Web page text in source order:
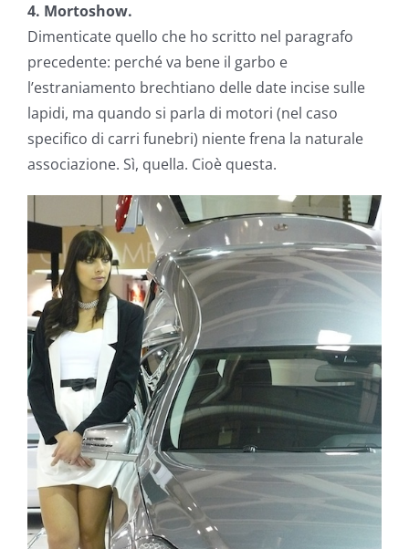
4. Mortoshow.
Dimenticate quello che ho scritto nel paragrafo
precedente: perché va bene il garbo e
l’estraniamento brechtiano delle date incise sulle
lapidi, ma quando si parla di motori (nel caso
specifico di carri funebri) niente frena la naturale
associazione. Sì, quella. Cioè questa.